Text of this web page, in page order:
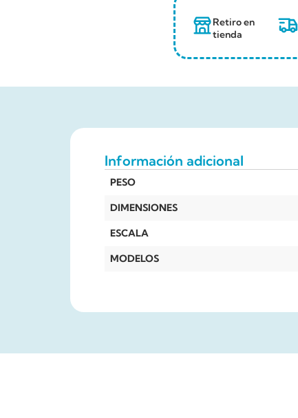
Retiro en
tienda
Información adicional
PESO
DIMENSIONES
ESCALA
MODELOS